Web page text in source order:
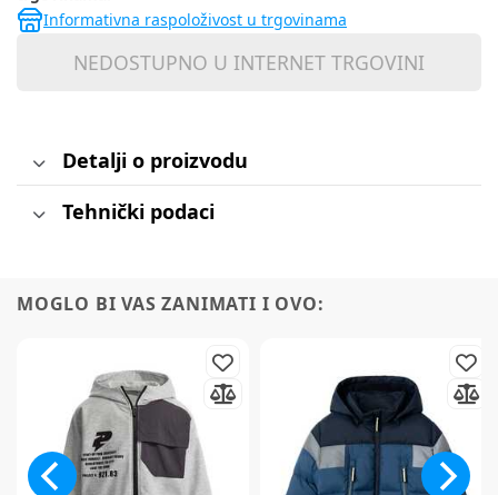
Informativna raspoloživost u trgovinama
NEDOSTUPNO U INTERNET TRGOVINI
Detalji o proizvodu
Tehnički podaci
MOGLO BI VAS ZANIMATI I OVO: